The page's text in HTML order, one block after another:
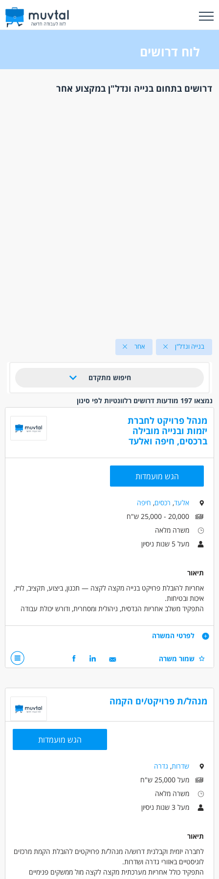
לוח דרושים
דרושים בתחום בנייה ונדל"ן במקצוע אחר
בנייה ונדל"ן אחר
חיפוש מתקדם
נמצאו 197 מודעות דרושים רלוונטיות לפי סינון
מנהל פרויקט לחברת
יזמות ובנייה מובילה
ברכסים, חיפה ואלעד
הגש מועמדות
אלעד, רכסים, חיפה
20,000 - 25,000 ש"ח
משרה מלאה
מעל 5 שנות ניסיון
תיאור
אחריות להובלת פרויקט בנייה מקצה לקצה — תכנון, ביצוע, תקציב, לו״ז,
איכות ובטיחות.
התפקיד משלב אחריות הנדסית, ניהולית ומסחרית, ודורש יכולת עבודה
והנהלה.
דרישות
ניסיון בניהול לפחות שני פרויקטים מקצה לקצה - חובה.
לפחות 5 שנות ניסיון - חובה.
בנייה ונדל"ן - מנהל/ת פרוייקטים
לפרטי המשרה
שמור משרה
מנהל/ת פרויקט/ים הקמה
הגש מועמדות
שדרות, גדרה
מעל 25,000 ש"ח
משרה מלאה
מעל 3 שנות ניסיון
תיאור
לחברה יזמית וקבלנית דרוש/ה מנהל/ת פרויקטים להובלת הקמת מרכזים
לוגיסטיים באזורי גדרה ושדרות.
התפקיד כולל אחריות מערכתית מקצה לקצה מול ממשקים פנימיים